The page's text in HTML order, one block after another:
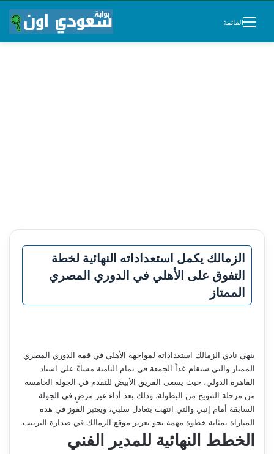
القائمة
الزمالك يكمل استعداداته النهائية لخطة
التفوق على الأهلي في الدوري المصري
الممتاز
ينهي نادي الزمالك استعداداته لمواجهة الأهلي في قمة الدوري المصري
الممتاز والتي ستقام غداً الجمعة في تمام الثامنة مساءً على استاد
القاهرة الدولي، حيث يسعى الفريق الأبيض للتقدم في الجولة الخامسة
من مرحلة التتويج من البطولة، وذلك بعد أداء غير مرضٍ في الجولة
السابقة أمام إنبي والتي انتهت بتعادل سلبي، ويعتبر الفوز في هذه
المباراة بمثابة خطوة مهمة نحو تعزيز موقع الزمالك في صدارة الترتيب.
الخطط النهائية للمدير الفني